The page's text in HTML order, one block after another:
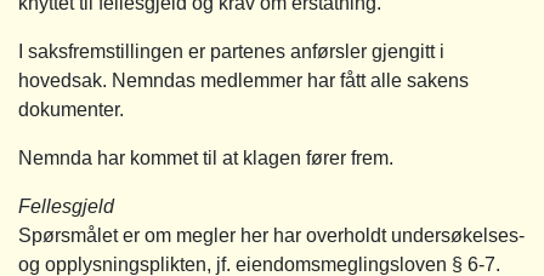
I saksfremstillingen er partenes anførsler gjengitt i
hovedsak. Nemndas medlemmer har fått alle sakens
dokumenter.
Nemnda har kommet til at klagen fører frem.
Fellesgjeld
Spørsmålet er om megler her har overholdt undersøkelses-
og opplysningsplikten, jf. eiendomsmeglingsloven § 6-7.